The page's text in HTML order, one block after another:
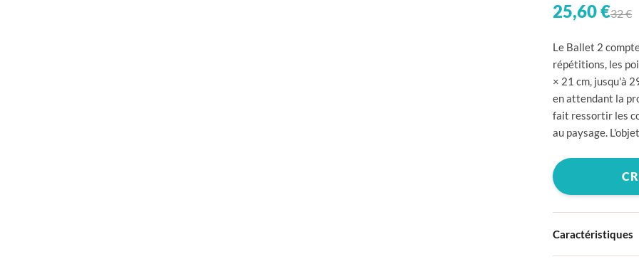
25,60 €32 €
Le Ballet 2
répétitions, les
× 21 cm, jusqu'à
en attendant la
fait ressortir les
au paysage.
Caractéristiques